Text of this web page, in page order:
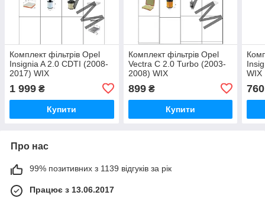
Комплект фільтрів Opel
Insignia A 2.0 CDTI (2008-
2017) WIX
1 999 ₴
Купити
Комплект фільтрів Opel
Vectra C 2.0 Turbo (2003-
2008) WIX
899₴
Купити
WIX
760
Про нас
99% позитивних з 1139 відгуків за рік
Працює з 13.06.2017